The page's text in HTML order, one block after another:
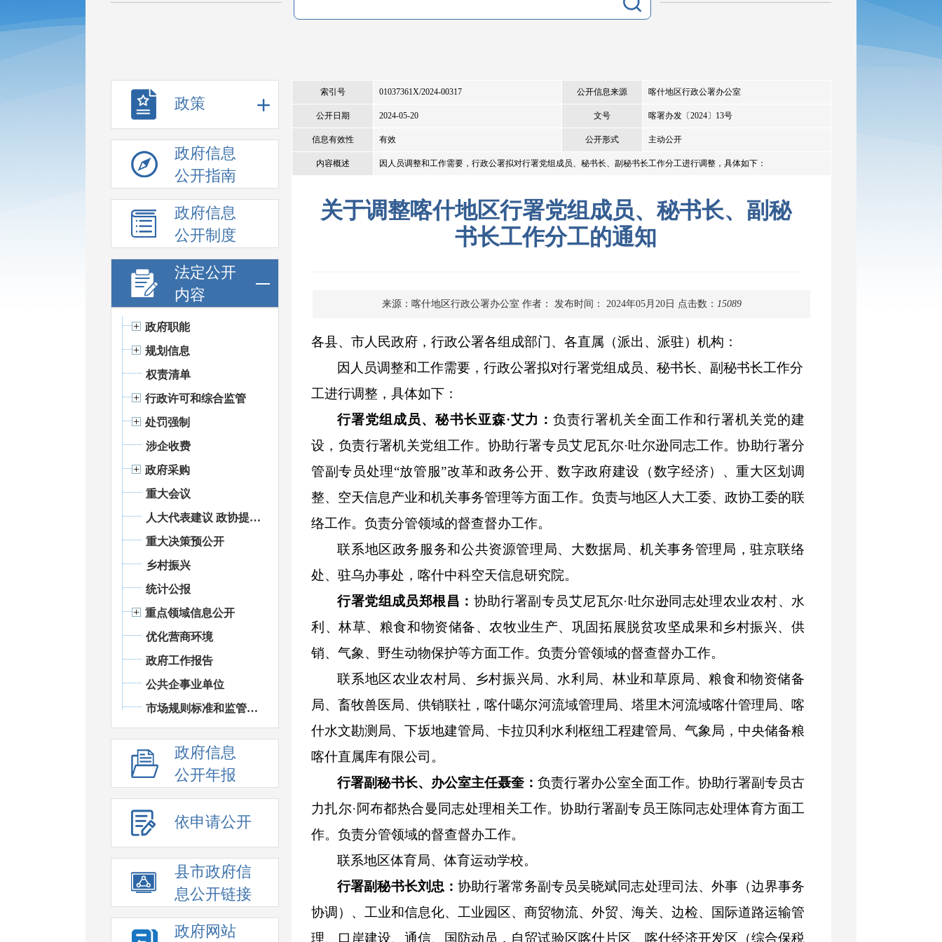
政策
政府信息
公开指南
政府信息
公开制度
法定公开
内容
政府职能
规划信息
权责清单
行政许可和综合监管
处罚强制
涉企收费
政府采购
重大会议
人大代表建议 政协提案办理
重大决策预公开
乡村振兴
统计公报
重点领域信息公开
优化营商环境
政府工作报告
公共企事业单位
市场规则标准和监管执法
政府信息
公开年报
依申请公开
县市政府信
息公开链接
政府网站
索引号 01037361X/2024-00317 公开信息来源 喀什地区行政公署办公室
公开日期 2024-05-20 文号 喀署办发〔2024〕13号
信息有效性 有效 公开形式 主动公开
内容概述 因人员调整和工作需要，行政公署拟对行署党组成员、秘书长、副秘书长工作分工进行调整，具体如下：
关于调整喀什地区行署党组成员、秘书长、副秘
书长工作分工的通知
来源：喀什地区行政公署办公室 作者： 发布时间： 2024年05月20日 点击数： 15089
各县、市人民政府，行政公署各组成部门、各直属 （派出、派驻） 机构：
因人员调整和工作需要，行政公署拟对行署党组成员、秘书长、副秘书长工作分
工进行调整 ，具体如下：
行署党组成员、秘书长亚森·艾力 ： 负责行署机关全面工作和行署机关党的建
设 ， 负责行署机关党组工作。协助行署专员艾尼瓦尔·吐尔逊同志工作。协助行署分
管副专员处理“放管服”改革和政务公开、数字政府建设（数字经济）、重大区划调
整、 空天信息产业和机关事务管理等方面工作。 负责与地区人大工委、政协工委的联
络工作。负责分管领域的督查督办工作。
联系地区政务服务和公共资源管理局、 大数据局、机关事务管理 局 ，驻京联络
处、驻乌办事处，喀什中科空天信息研究院。
行署党组成员郑根昌： 协助行署副专员艾尼瓦尔·吐尔逊同志处理农业农村、水
利、林草、 粮食和物资储备、农牧业生产、巩固拓展脱贫攻坚成果和乡村振兴、供
销、气象 、 野生动物保护等方面工作。 负责分管领域的督查督办工作。
联系地区农业农村局、 乡村振兴局、 水利局、 林业和草原 局、粮食和物资储备
局、畜牧兽医局、供销联社 ， 喀什噶尔河流域管理局、 塔里木河流域喀什管理局、喀
什水文勘测局、下坂地建管局、卡拉贝利水利枢纽工程建管局、 气象局 ， 中央储备粮
喀什直属库有限公司 。
行署副秘书长、办公室主任聂奎 ：负责行署办公室全面工作。协助行署副 专员古
力扎尔·阿布都热合曼 同志处理相关工作。协助行署副专员王陈同志处理体育方面工
作。 负责分管领域的督查督办工作。
联系地区体育局、体育运动学校。
行署副秘书长刘忠 ： 协助行署常务副专员吴晓斌同志处理司法、外事（边界事务
协调）、工业和信息化、工业园区、商贸物流、外贸、海关、边检、国际道路运输管
理、口岸建设、通信、 国防动员 ，自贸试验区喀什片区、喀什经济开发区（综合保税